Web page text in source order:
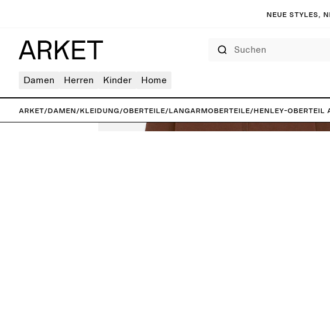
Neue Styles,
Damen Herren Kinder Home
ARKET/Damen/Kleidung/Oberteile/Langarmoberteile/Henley-Oberteil